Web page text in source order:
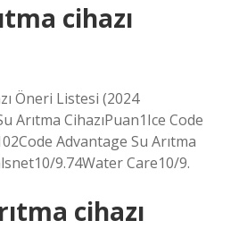
cihazı
Öneri Listesi (2024
Arıtma CihazıPuan1Ice Code
Advantage Su Arıtma
9.74Water Care10/9.
cihazı